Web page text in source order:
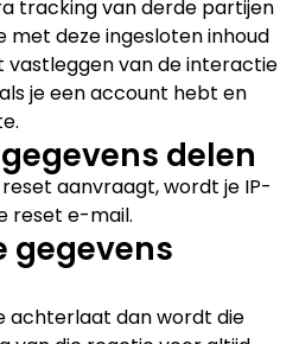
tracking van derde partijen
met deze ingesloten inhoud
vastleggen van de interactie
je een account hebt en
delen
aanvraagt, wordt je IP-
reset e-mail.
gegevens
achterlaat dan wordt die